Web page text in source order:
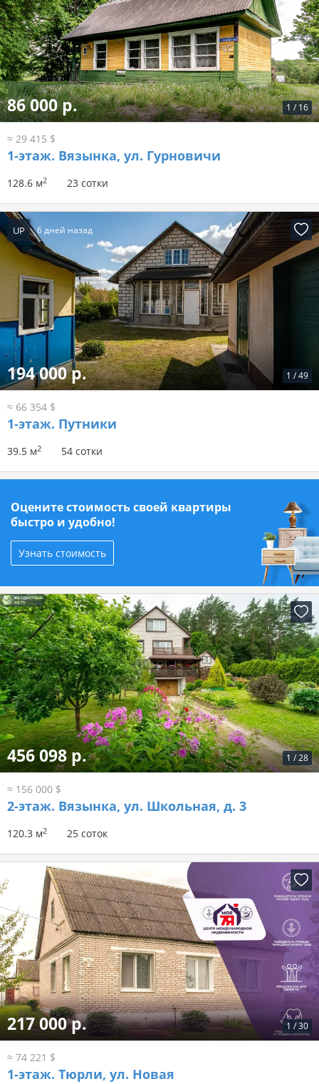
1 / 16
86 000 р.
≈ 29 415 $
1-этаж. Вязынка, ул. Гурновичи
128.6 м2 23 сотки
UP 6 дней назад
1 /49
194 000 р.
≈ 66 354 $
1-этаж. Путники
39.5 м2 54 сотки
Оцените стоимость своей квартиры
быстро и удобно!
Узнать стоимость
1 /28
456 098 р.
≈ 156 000 $
2-этаж. Вязынка, ул. Школьная, д. 3
120.3 м2 25 соток
1 /30
217 000 р.
≈ 74 221 $
1-этаж. Тюрли, ул. Новая